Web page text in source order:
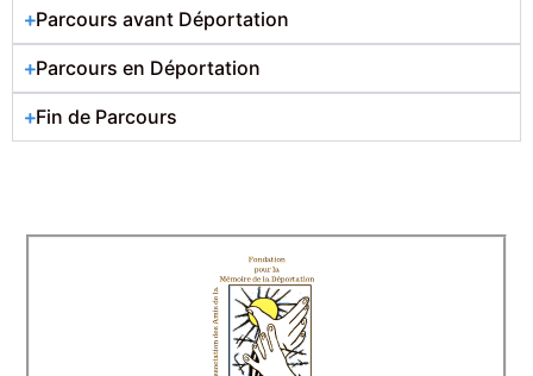
Parcours avant Déportation
Parcours en Déportation
Fin de Parcours